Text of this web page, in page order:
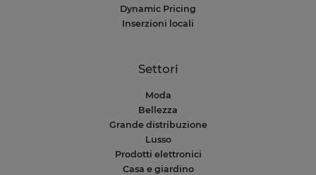
Dynamic Pricing
Inserzioni locali
Settori
Moda
Bellezza
Grande distribuzione
Lusso
Prodotti elettronici
Casa e giardino